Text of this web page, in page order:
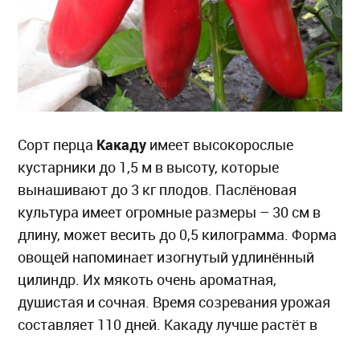
Сорт перца Какаду имеет высокорослые
кустарники до 1,5 м в высоту, которые
вынашивают до 3 кг плодов. Паслёновая
культура имеет огромные размеры – 30 см в
длину, может весить до 0,5 килограмма. Форма
овощей напоминает изогнутый удлинённый
цилиндр. Их мякоть очень ароматная,
душистая и сочная. Время созревания урожая
составляет 110 дней. Какаду лучше растёт в